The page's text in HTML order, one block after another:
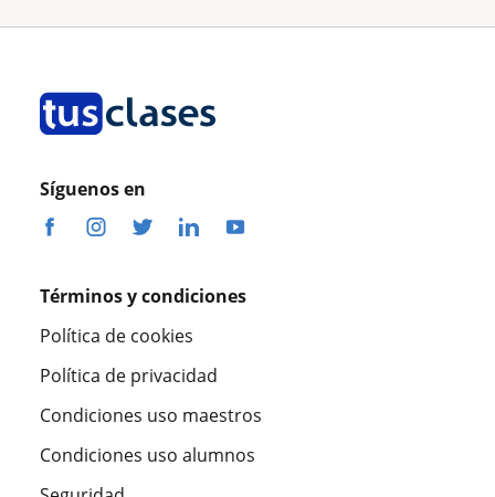
Síguenos en
Términos y condiciones
Política de cookies
Política de privacidad
Condiciones uso maestros
Condiciones uso alumnos